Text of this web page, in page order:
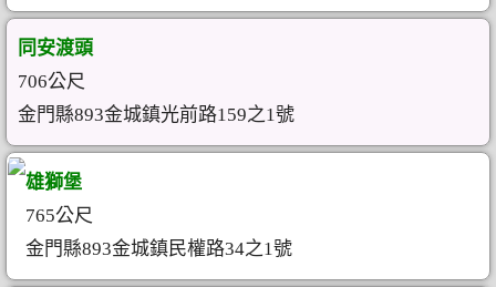
同安渡頭
706公尺
金門縣893金城鎮光前路159之1號
雄獅堡
765公尺
金門縣893金城鎮民權路34之1號